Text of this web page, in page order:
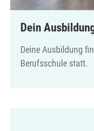
Dein
Deine Ausbildung
Berufsschule statt.